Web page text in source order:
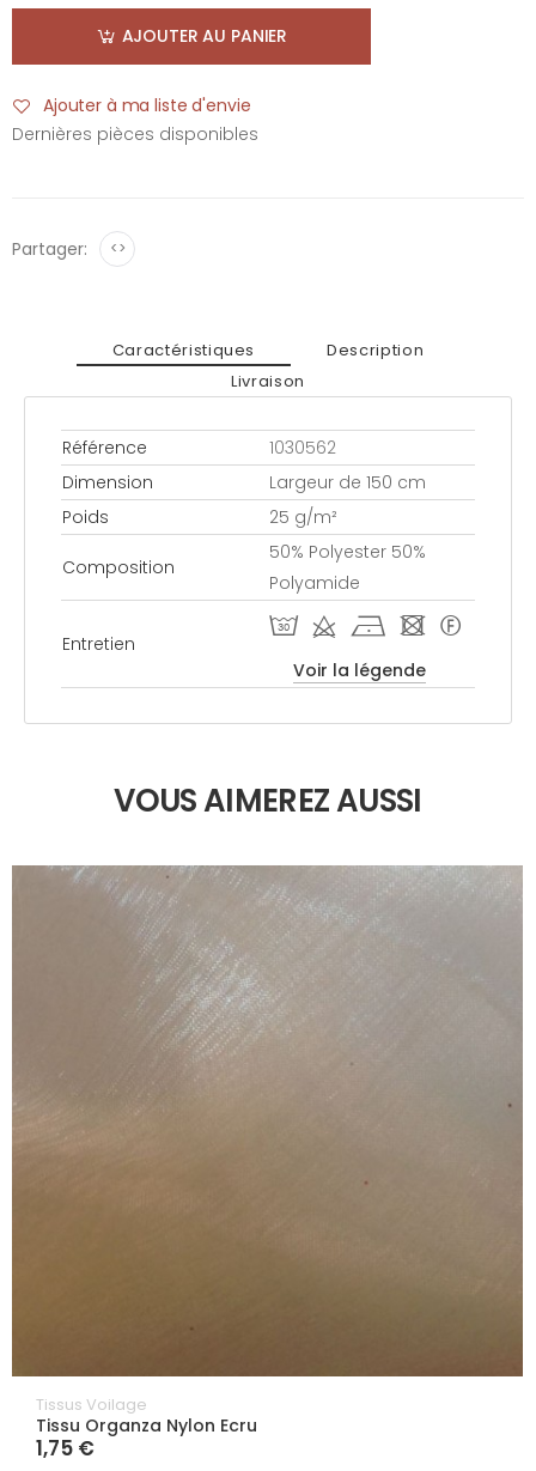
AJOUTER AU PANIER
Ajouter à ma liste d'envie
Dernières pièces disponibles
Partager: <>
Caractéristiques
Description
Livraison
Référence
1030562
Dimension
Largeur de 150 cm
Poids
25 g/m²
Composition
50% Polyester 50%
Polyamide
Entretien
T d h - 0
Voir la légende
VOUS AIMEREZ AUSSI
Tissus Voilage
Tissu Organza Nylon Ecru
1,75 €